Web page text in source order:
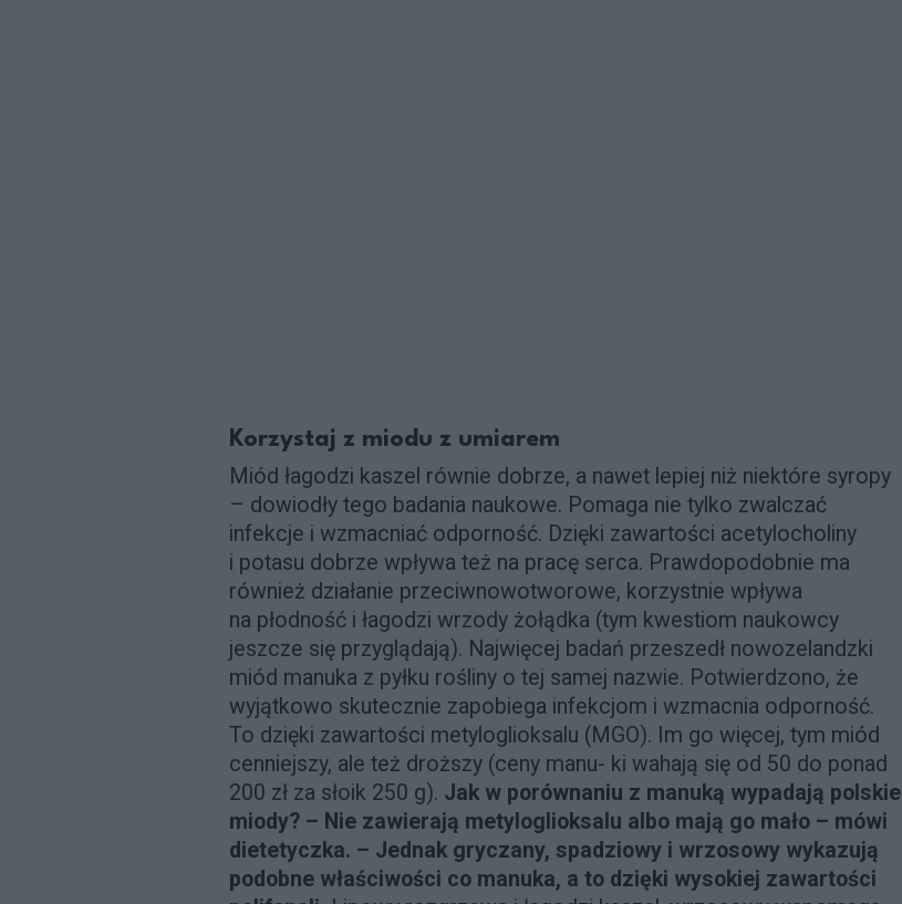
Korzystaj z miodu z umiarem
Miód łagodzi kaszel równie dobrze, a nawet lepiej niż niektóre syropy
– dowiodły tego badania naukowe. Pomaga nie tylko zwalczać
infekcje i wzmacniać odporność. Dzięki zawartości acetylocholiny
i potasu dobrze wpływa też na pracę serca. Prawdopodobnie ma
również działanie przeciwnowotworowe, korzystnie wpływa
na płodność i łagodzi wrzody żołądka (tym kwestiom naukowcy
jeszcze się przyglądają). Najwięcej badań przeszedł nowozelandzki
miód manuka z pyłku rośliny o tej samej nazwie. Potwierdzono, że
wyjątkowo skutecznie zapobiega infekcjom i wzmacnia odporność.
To dzięki zawartości metyloglioksalu (MGO). Im go więcej, tym miód
cenniejszy, ale też droższy (ceny manu- ki wahają się od 50 do ponad
200 zł za słoik 250 g). Jak w porównaniu z manuką wypadają polskie
miody? – Nie zawierają metyloglioksalu albo mają go mało – mówi
dietetyczka. – Jednak gryczany, spadziowy i wrzosowy wykazują
podobne właściwości co manuka, a to dzięki wysokiej zawartości